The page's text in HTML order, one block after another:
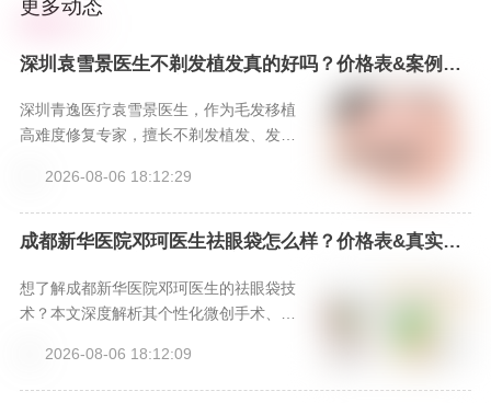
更多动态
深圳袁雪景医生不剃发植发真的好吗？价格表&案例分
享，新颜智尚小程序一键预约！-新颜智尚小程序一键
预约！
深圳青逸医疗袁雪景医生，作为毛发移植
高难度修复专家，擅长不剃发植发、发际
计，为求美者提供无需尴尬期的自然植发
解决方案。
2026-08-06 18:12:29
成都新华医院邓珂医生祛眼袋怎么样？价格表&真实案
想了解成都新华医院邓珂医生的祛眼袋技
术？本文深度解析其个性化微创手术、脂
考与真实口碑，并分享通过新颜智尚小程
序（热线4006661012或微信xinyanzs66
2026-08-06 18:12:09